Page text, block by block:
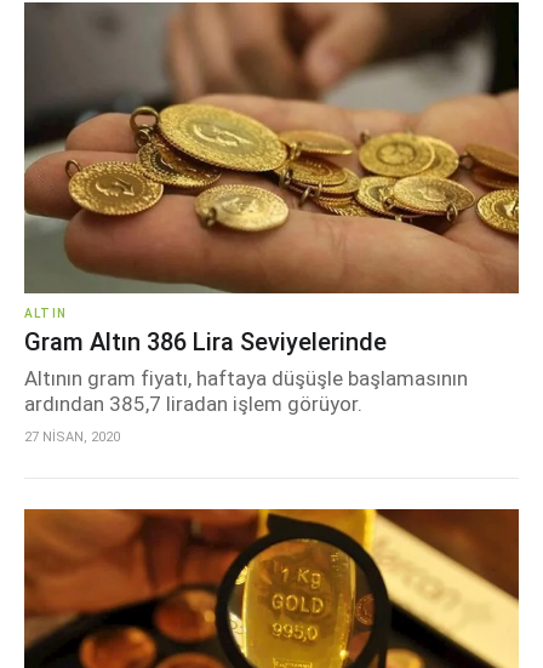
ALTIN
Gram Altın 386 Lira Seviyelerinde
Altının gram fiyatı, haftaya düşüşle başlamasının
ardından 385,7 liradan işlem görüyor.
27 NİSAN, 2020